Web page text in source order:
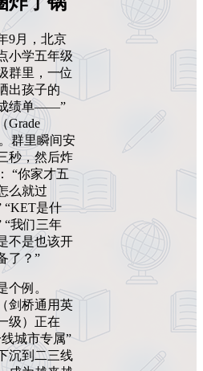
9月，北京
小学五年级
群里，一位
出孩子的
绩单——”
Grade
群里瞬间安
秒，然后炸
“你家才五
么就过
“KET是什
“我们三年
不是也该开
了？”
个例。
剑桥通用英
级）正在
线城市专属”
沉到二三线